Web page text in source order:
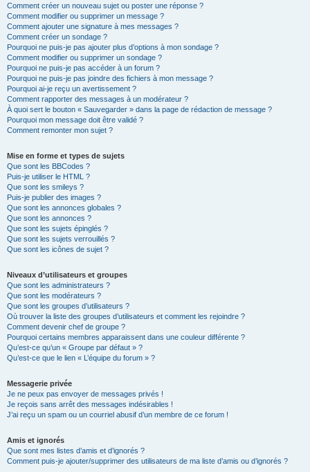
Comment créer un nouveau sujet ou poster une réponse ?
Comment modifier ou supprimer un message ?
Comment ajouter une signature à mes messages ?
Comment créer un sondage ?
Pourquoi ne puis-je pas ajouter plus d’options à mon sondage ?
Comment modifier ou supprimer un sondage ?
Pourquoi ne puis-je pas accéder à un forum ?
Pourquoi ne puis-je pas joindre des fichiers à mon message ?
Pourquoi ai-je reçu un avertissement ?
Comment rapporter des messages à un modérateur ?
À quoi sert le bouton « Sauvegarder » dans la page de rédaction de message ?
Pourquoi mon message doit être validé ?
Comment remonter mon sujet ?
Mise en forme et types de sujets
Que sont les BBCodes ?
Puis-je utiliser le HTML ?
Que sont les smileys ?
Puis-je publier des images ?
Que sont les annonces globales ?
Que sont les annonces ?
Que sont les sujets épinglés ?
Que sont les sujets verrouillés ?
Que sont les icônes de sujet ?
Niveaux d’utilisateurs et groupes
Que sont les administrateurs ?
Que sont les modérateurs ?
Que sont les groupes d’utilisateurs ?
Où trouver la liste des groupes d’utilisateurs et comment les rejoindre ?
Comment devenir chef de groupe ?
Pourquoi certains membres apparaissent dans une couleur différente ?
Qu’est-ce qu’un « Groupe par défaut » ?
Qu’est-ce que le lien « L’équipe du forum » ?
Messagerie privée
Je ne peux pas envoyer de messages privés !
Je reçois sans arrêt des messages indésirables !
J’ai reçu un spam ou un courriel abusif d’un membre de ce forum !
Amis et ignorés
Que sont mes listes d’amis et d’ignorés ?
Comment puis-je ajouter/supprimer des utilisateurs de ma liste d’amis ou d’ignorés ?